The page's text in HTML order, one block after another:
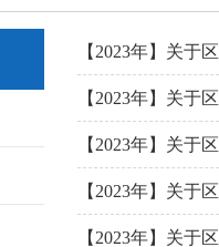
【2023年】关于
【2023年】关于
【2023年】关于
【2023年】关于
【2023年】关于